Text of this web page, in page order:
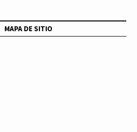
MAPA DE SITIO